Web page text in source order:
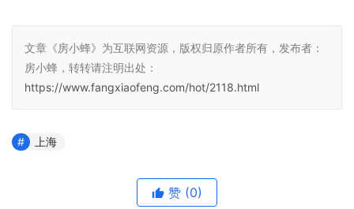
文章《房小蜂》为互联网资源，版权归原作者所有，发布者：
房小蜂，转转请注明出处：
https://www.fangxiaofeng.com/hot/2118.html
上海
赞 (0)